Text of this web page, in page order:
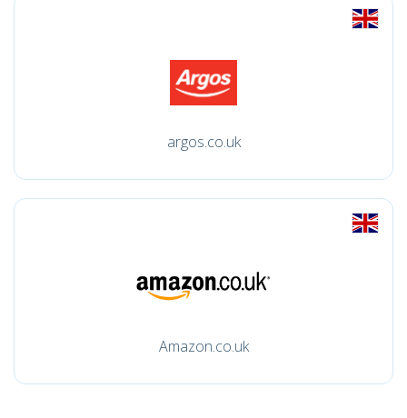
argos.co.uk
Amazon.co.uk